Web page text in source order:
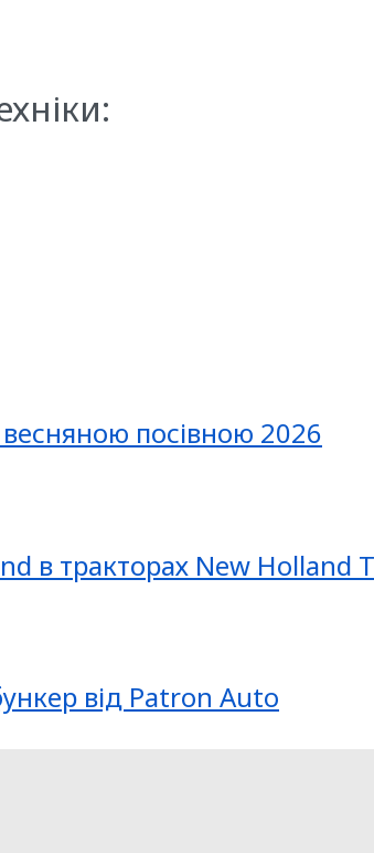
весняною посівною 2026
в тракторах New Holland
від Patron Auto